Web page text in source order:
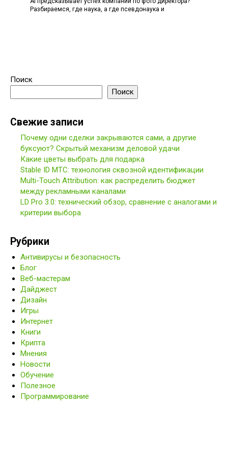
Разбираемся, где наука, а где псевдонаука и
Поиск
Поиск
Свежие записи
Почему одни сделки закрываются сами, а другие
буксуют? Скрытый механизм деловой удачи
Какие цветы выбрать для подарка
Stable ID МТС: технология сквозной идентификации
Multi-Touch Attribution: как распределить бюджет
между рекламными каналами
LD Pro 3.0: технический обзор, сравнение с аналогами и
критерии выбора
Рубрики
Антивирусы и безопасность
Блог
Веб-мастерам
Дайджест
Дизайн
Игры
Интернет
Книги
Крипта
Мнения
Новости
Обучение
Полезное
Программирование